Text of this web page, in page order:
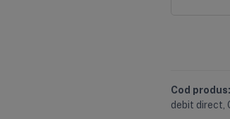
Cod produs:
debit direct